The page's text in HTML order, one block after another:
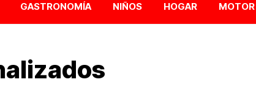
GASTRONOMÍA NIÑOS HOGAR MOTOR